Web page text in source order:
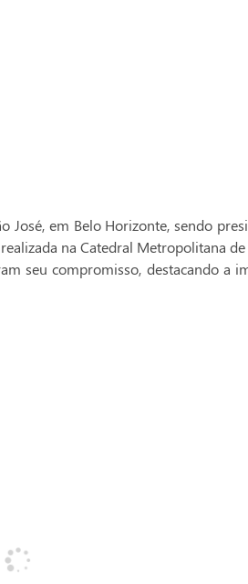
José, em Belo Horizonte, sendo
na Catedral Metropolitana
seu compromisso, destacando a